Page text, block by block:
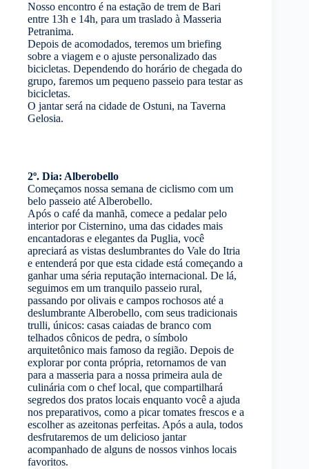
Nosso encontro é na estação de trem de Bari
entre 13h e 14h, para um traslado à Masseria
Petranima.
Depois de acomodados, teremos um briefing
sobre a viagem e o ajuste personalizado das
bicicletas. Dependendo do horário de chegada do
grupo, faremos um pequeno passeio para testar as
bicicletas.
O jantar será na cidade de Ostuni, na Taverna
Gelosia.
2º. Dia: Alberobello
Começamos nossa semana de ciclismo com um
belo passeio até Alberobello.
Após o café da manhã, comece a pedalar pelo
interior por Cisternino, uma das cidades mais
encantadoras e elegantes da Puglia, você
apreciará as vistas deslumbrantes do Vale do Itria
e entenderá por que esta cidade está começando a
ganhar uma séria reputação internacional. De lá,
seguimos em um tranquilo passeio rural,
passando por olivais e campos rochosos até a
deslumbrante Alberobello, com seus tradicionais
trulli, únicos: casas caiadas de branco com
telhados cônicos de pedra, o símbolo
arquitetônico mais famoso da região. Depois de
explorar por conta própria, retornamos de van
para a masseria para a nossa primeira aula de
culinária com o chef local, que compartilhará
segredos dos pratos locais enquanto você a ajuda
nos preparativos, como a picar tomates frescos e a
escolher as azeitonas perfeitas. Após a aula, todos
desfrutaremos de um delicioso jantar
acompanhado de alguns de nossos vinhos locais
favoritos.